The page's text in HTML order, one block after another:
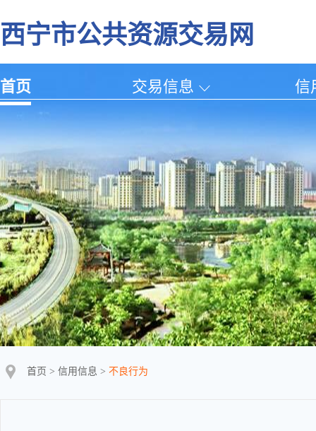
西宁市公共资源交易网
首页 交易信息 信
首页 > 信用信息 > 不良行为